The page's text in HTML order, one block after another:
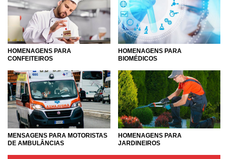
HOMENAGENS PARA
CONFEITEIROS
HOMENAGENS PARA
BIOMÉDICOS
MENSAGENS PARA MOTORISTAS
DE AMBULÂNCIAS
HOMENAGENS PARA
JARDINEIROS